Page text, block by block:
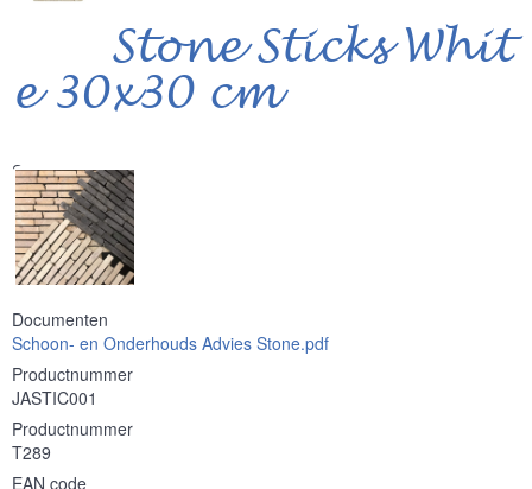
Stone Sticks Whit
e 30x30 cm
Serie
Documenten
Schoon- en Onderhouds Advies Stone.pdf
Productnummer
JASTIC001
Productnummer
T289
EAN code